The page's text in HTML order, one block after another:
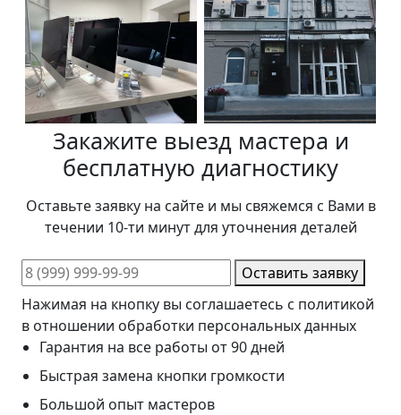
Закажите выезд мастера и
бесплатную диагностику
Оставьте заявку на сайте и мы свяжемся с Вами в
течении 10-ти минут для уточнения деталей
Оставить заявку
Нажимая на кнопку вы соглашаетесь с политикой
в отношении обработки персональных данных
Гарантия на все работы от 90 дней
Быстрая замена кнопки громкости
Большой опыт мастеров